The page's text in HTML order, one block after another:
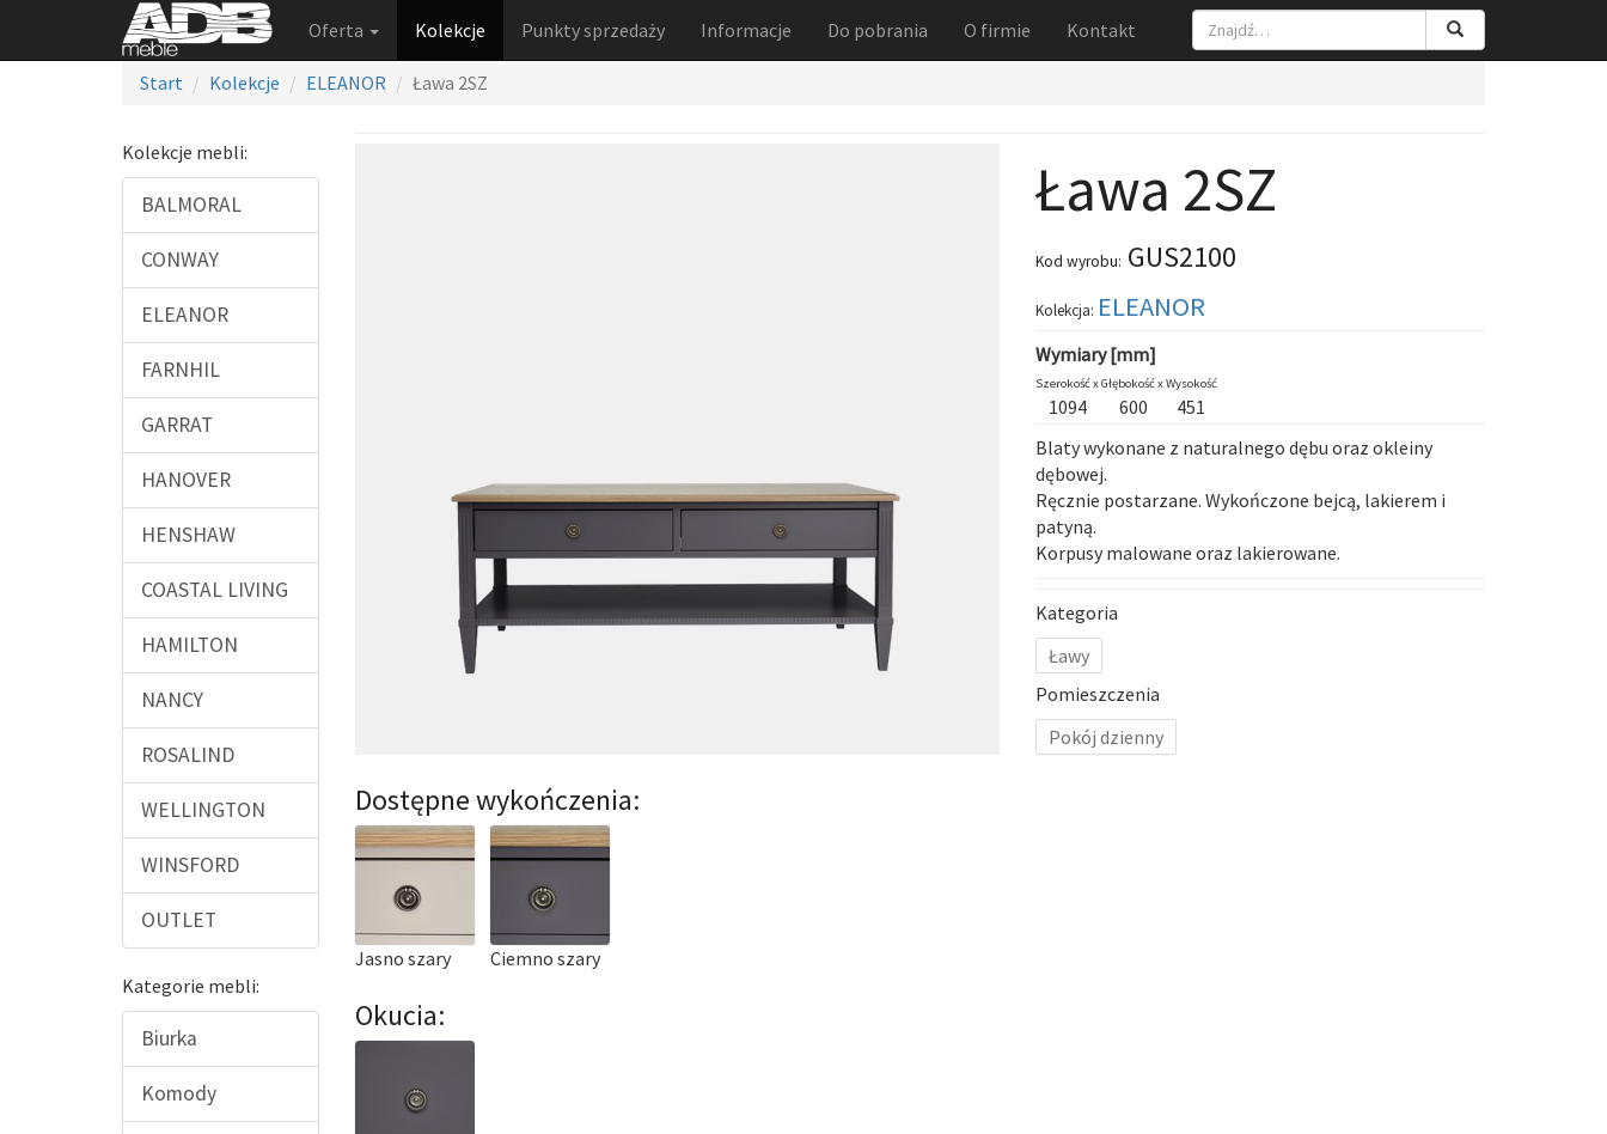
Oferta Kolekcje Punkty sprzedaży Informacje Do pobrania O firmie Kontakt
Start Kolekcje ELEANOR Ława 2SZ
Kolekcje mebli:
BALMORAL
CONWAY
ELEANOR
FARNHIL
GARRAT
HANOVER
HENSHAW
COASTAL LIVING
HAMILTON
NANCY
ROSALIND
WELLINGTON
WINSFORD
OUTLET
Kategorie mebli:
Biurka
Komody
Dostępne wykończenia:
Jasno szary Ciemno szary
Okucia:
Ława 2SZ
Kod wyrobu: GUS2100
Kolekcja: ELEANOR
Wymiary [mm]
Szerokość xGłębokość xWysokość
1094 600
451
Blaty wykonane z naturalnego dębu oraz okleiny
dębowej.
Ręcznie postarzane. Wykończone bejcą, lakierem i
patyną.
Korpusy malowane oraz lakierowane.
Kategoria
Ławy
Pomieszczenia
Pokój dzienny